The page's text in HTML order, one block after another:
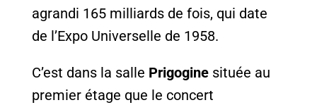
agrandi 165 milliards de fois, qui date
de l’Expo Universelle de 1958.
C’est dans la salle Prigoginesituée au
premier étage que le concert